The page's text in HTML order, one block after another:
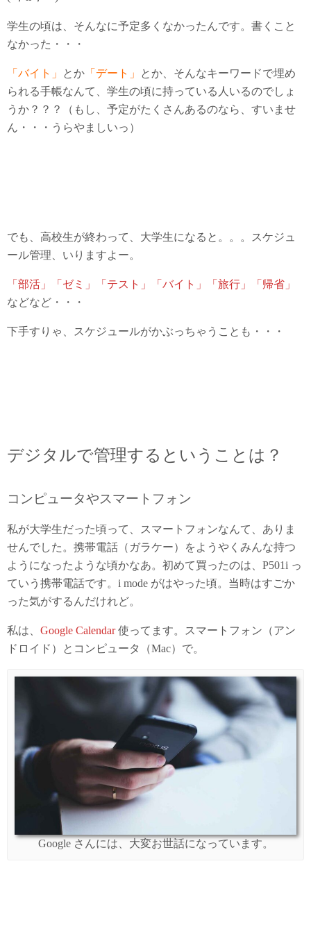
学生の頃は、そんなに予定多くなかったんです。書くこと
なかった・・・
「バイト」 とか 「デート」
とか、そんなキーワードで埋め
られる手帳なんて、学生の頃に持っている人いるのでしょ
うか？？？（もし、予定がたくさんあるのなら、すいませ
ん・・・うらやましいっ）
でも、高校生が終わって、大学生になると。。。スケジュ
ール管理、いりますよー。
「部活」「ゼミ」「テスト」「バイト」「旅行」「帰省」
などなど・・・
下手すりゃ、スケジュールがかぶっちゃうことも・・・
デジタルで管理するということは？
コンピュータやスマートフォン
私が大学生だった頃って、スマートフォンなんて、ありま
せんでした。携帯電話（ガラケー）をようやくみんな持つ
ようになったような頃かなあ。初めて買ったのは、P501i っ
ていう携帯電話です。i mode がはやった頃。当時はすごか
った気がするんだけれど。
私は、 Google Calendar使ってます。スマートフォン（アン
ドロイド）とコンピュータ（Mac）で。
Google さんには、大変お世話になっています。